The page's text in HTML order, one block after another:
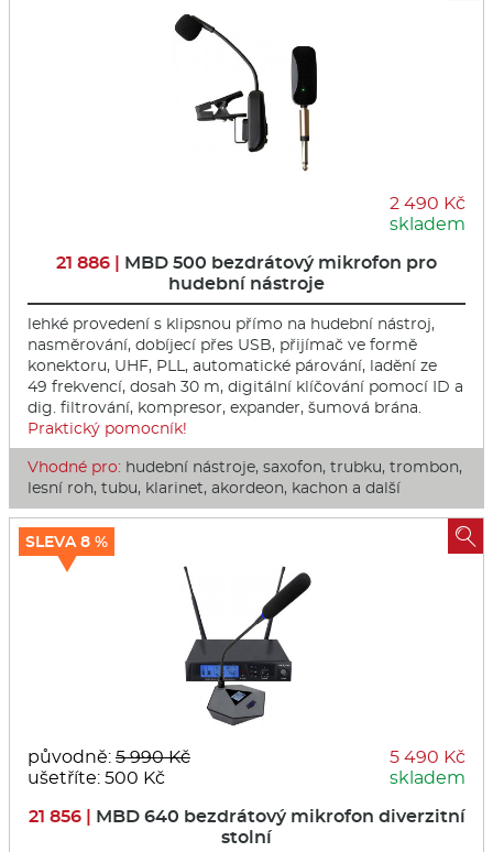
2 490 Kč
skladem
21 886 | MBD 500 bezdrátový mikrofon pro
hudební nástroje
lehké provedení s klipsnou přímo na hudební nástroj,
nasměrování, dobíjecí přes USB, přijímač ve formě
konektoru, UHF, PLL, automatické párování, ladění ze
49 frekvencí, dosah 30 m, digitální klíčování pomocí ID a
dig. filtrování, kompresor, expander, šumová brána.
Praktický pomocník!
Vhodné pro: hudební nástroje, saxofon, trubku, trombon,
lesní roh, tubu, klarinet, akordeon, kachon a další
původně: 5 990 Kč
ušetříte: 500 Kč
5 490 Kč
skladem
21 856 | MBD 640 bezdrátový mikrofon diverzitní
stolní
SLEVA 8 % 